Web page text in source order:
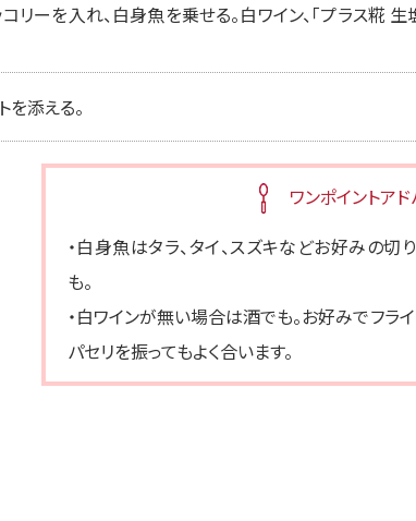
ーを入れ、白身魚を乗せる。白ワイン、「プラス糀 生
添える。
ワンポイントア
・白身魚はタラ、タイ、スズキなどお好みの切
も。
・白ワインが無い場合は酒でも。お好みでフラ
パセリを振ってもよく合います。